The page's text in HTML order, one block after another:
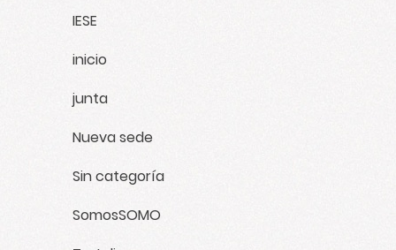
IESE
inicio
junta
Nueva sede
Sin categoría
SomosSOMO